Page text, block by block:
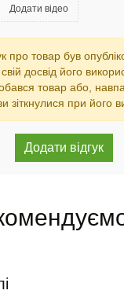
Додати відео
про товар був
досвід його
товар або,
зіткнулися при його